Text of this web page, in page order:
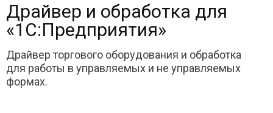
Драйвер и обработка для
«1С:Предприятия»
Драйвер торгового оборудования и обработка
для работы в управляемых и не управляемых
формах.